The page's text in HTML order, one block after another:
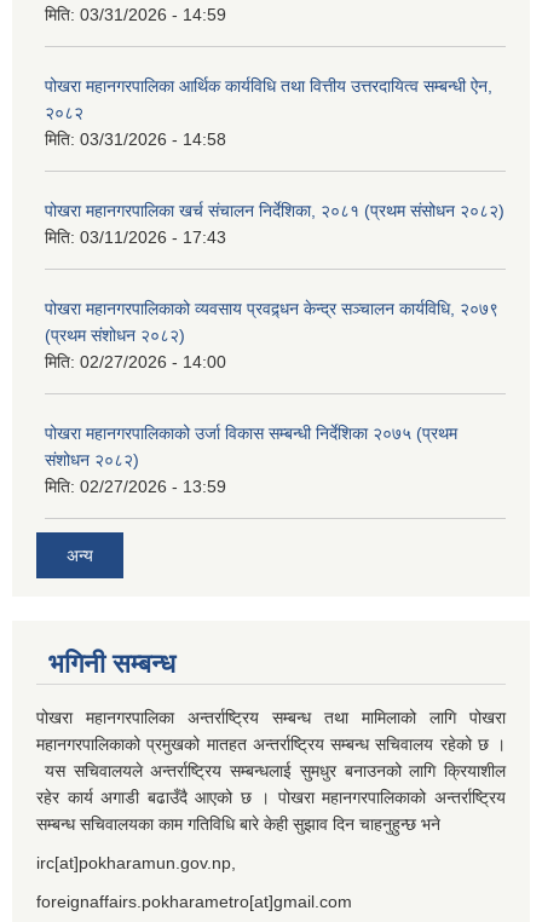
मिति: 03/31/2026 - 14:59
पोखरा महानगरपालिका आर्थिक कार्यविधि तथा वित्तीय उत्तरदायित्व सम्बन्धी ऐन,
२०८२
मिति: 03/31/2026 - 14:58
पोखरा महानगरपालिका खर्च संचालन निर्देशिका, २०८१ (प्रथम संसोधन २०८२)
मिति: 03/11/2026 - 17:43
पोखरा महानगरपालिकाको व्यवसाय प्रवद्र्धन केन्द्र सञ्चालन कार्यविधि, २०७९
(प्रथम संशोधन २०८२)
मिति: 02/27/2026 - 14:00
पोखरा महानगरपालिकाको उर्जा विकास सम्बन्धी निर्देशिका २०७५ (प्रथम
संशोधन २०८२)
मिति: 02/27/2026 - 13:59
अन्य
भगिनी सम्बन्ध
पोखरा महानगरपालिका अन्तर्राष्ट्रिय सम्बन्ध तथा मामिलाको लागि पोखरा
महानगरपालिकाको प्रमुखको मातहत अन्तर्राष्ट्रिय सम्बन्ध सचिवालय रहेको छ ।
यस सचिवालयले अन्तर्राष्ट्रिय सम्बन्धलाई सुमधुर बनाउनको लागि क्रियाशील
रहेर कार्य अगाडी बढाउँदै आएको छ । पोखरा महानगरपालिकाको अन्तर्राष्ट्रिय
सम्बन्ध सचिवालयका काम गतिविधि बारे केही सुझाव दिन चाहनुहुन्छ भने
irc[at]pokharamun.gov.np,
foreignaffairs.pokharametro[at]gmail.com